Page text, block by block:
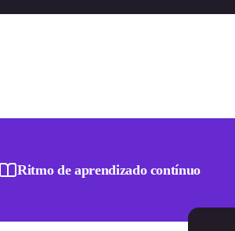
Ritmo de aprendizado contínuo